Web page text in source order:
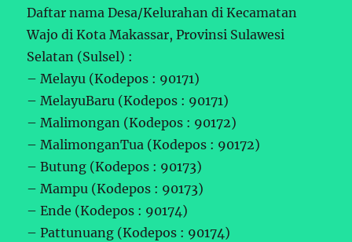
Daftar nama Desa/Kelurahan di Kecamatan
Wajo di Kota Makassar, Provinsi Sulawesi
Selatan (Sulsel) :
– Melayu (Kodepos : 90171)
– MelayuBaru (Kodepos : 90171)
– Malimongan (Kodepos : 90172)
– MalimonganTua (Kodepos : 90172)
– Butung (Kodepos : 90173)
– Mampu (Kodepos : 90173)
– Ende (Kodepos : 90174)
– Pattunuang (Kodepos : 90174)